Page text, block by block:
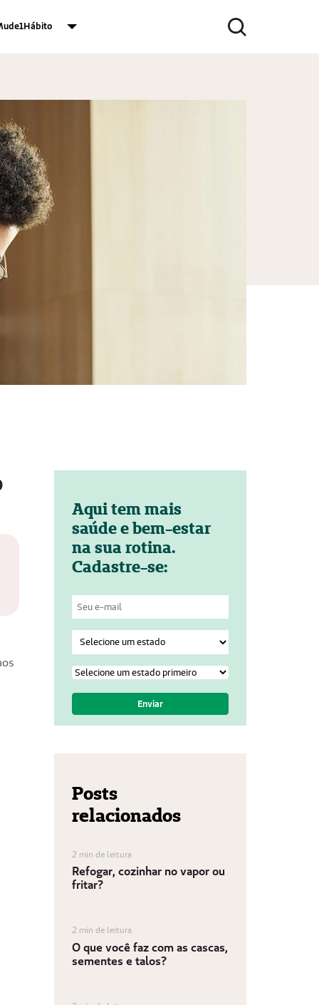
Aqui tem mais
saúde e bem-estar
na sua rotina.
Cadastre-se:
Posts
relacionados
2 min de leitura
Refogar, cozinhar no vapor ou
fritar?
2 min de leitura
O que você faz com as cascas,
sementes e talos?